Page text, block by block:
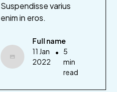
Suspendisse varius
enim in eros.
Full name
11 Jan
2022
•
5
min
read